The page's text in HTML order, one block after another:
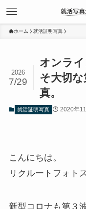
ホーム 就活証明写真
オンラ
そ大切
真。
2026
7/29
就活証明写真 2020年
こんにちは。
リクルートフォト
新型コロナも第３